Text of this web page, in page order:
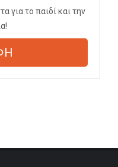
για το παιδί και την